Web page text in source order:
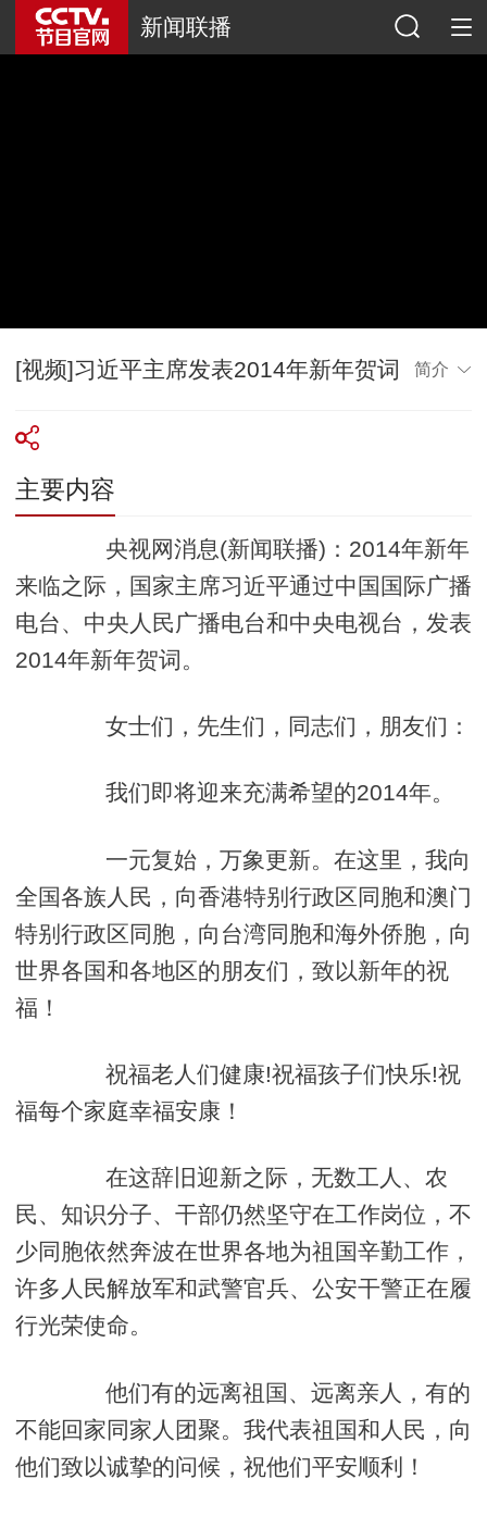
新闻联播
[视频]习近平主席发表2014年新年贺词 简介
主要内容
央视网消息(新闻联播)：2014年新年
来临之际，国家主席习近平通过中国国际广播
电台、中央人民广播电台和中央电视台，发表
2014年新年贺词。
女士们，先生们，同志们，朋友们：
我们即将迎来充满希望的2014年。
一元复始，万象更新。在这里，我向
全国各族人民，向香港特别行政区同胞和澳门
特别行政区同胞，向台湾同胞和海外侨胞，向
世界各国和各地区的朋友们，致以新年的祝
福！
祝福老人们健康!祝福孩子们快乐!祝
福每个家庭幸福安康！
在这辞旧迎新之际，无数工人、农
民、知识分子、干部仍然坚守在工作岗位，不
少同胞依然奔波在世界各地为祖国辛勤工作，
许多人民解放军和武警官兵、公安干警正在履
行光荣使命。
他们有的远离祖国、远离亲人，有的
不能回家同家人团聚。我代表祖国和人民，向
他们致以诚挚的问候，祝他们平安顺利！